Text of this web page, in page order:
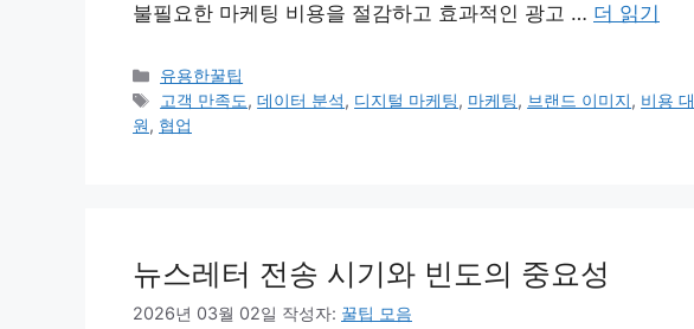
불필요한 마케팅 비용을 절감하고 효과적인 광고 … 더 읽기
카
테
고
유용한꿀팁
태
그
고객 만족도,데이터 분석, 디지털 마케팅, 마케팅, 브랜드 이미지, 비용
원, 협업
뉴스레터 전송 시기와 빈도의 중요성
2026년 03월 02일 작성자: 꿀팁 모음